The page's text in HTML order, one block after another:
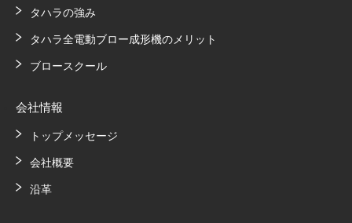
タハラの強み
タハラ全電動ブロー成形機のメリット
ブロースクール
会社情報
トップメッセージ
会社概要
沿革